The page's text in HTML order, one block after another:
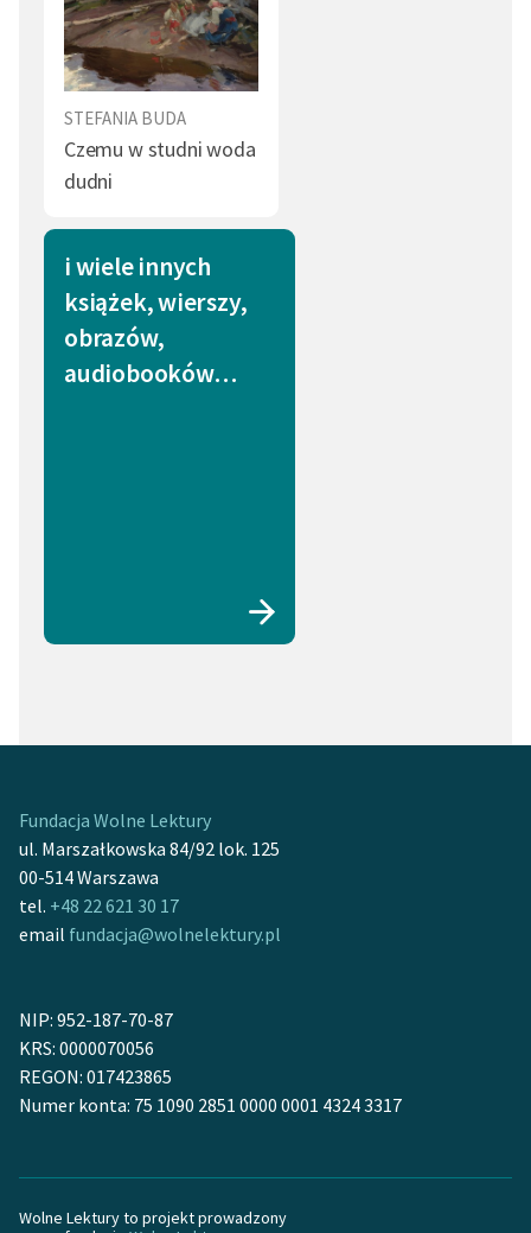
STEFANIA BUDA
Czemu w studni woda
dudni
i wiele innych
książek, wierszy,
obrazów,
audiobooków…
Fundacja Wolne Lektury
ul. Marszałkowska 84/92 lok. 125
00-514 Warszawa
tel. +48 22 621 30 17
email fundacja@wolnelektury.pl
NIP: 952-187-70-87
KRS: 0000070056
REGON: 017423865
Numer konta: 75 1090 2851 0000 0001 4324 3317
Wolne Lektury to projekt prowadzony